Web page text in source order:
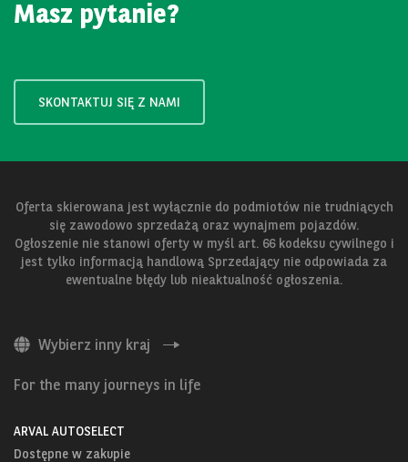
Masz pytanie?
SKONTAKTUJ SIĘ Z NAMI
Oferta skierowana jest wyłącznie do podmiotów nie trudniących
się zawodowo sprzedażą oraz wynajmem pojazdów.
Ogłoszenie nie stanowi oferty w myśl art. 66 kodeksu cywilnego i
jest tylko informacją handlową Sprzedający nie odpowiada za
ewentualne błędy lub nieaktualność ogłoszenia.
Wybierz inny kraj
For the many journeys in life
ARVAL AUTOSELECT
Dostępne w zakupie